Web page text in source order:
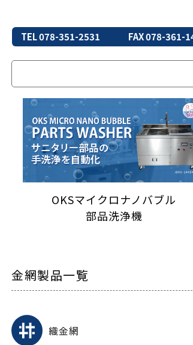
TEL 078-351-2531 FAX 078-361-
OKSマイクロナノバブル
部品洗浄機
金網製品一覧
織金網